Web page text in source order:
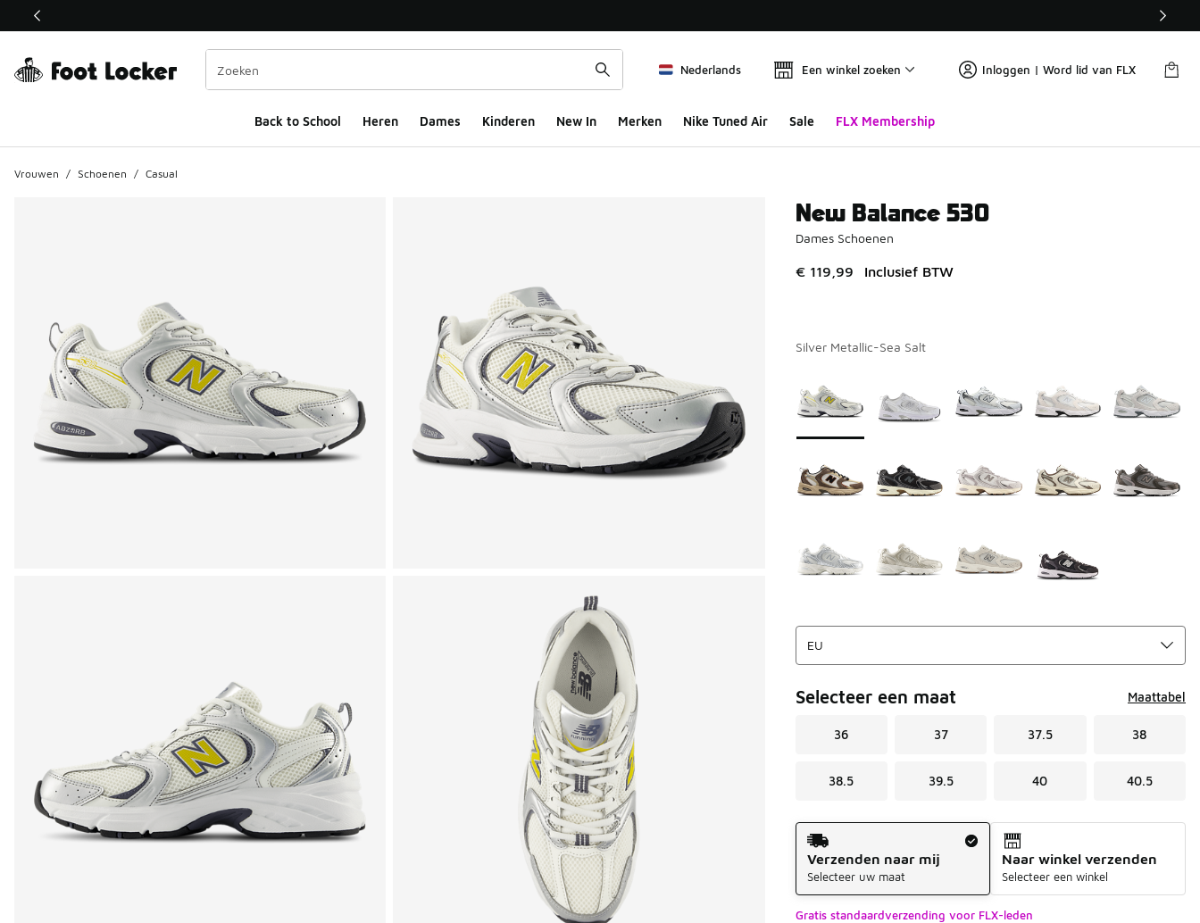
Deze link wordt geopend in een nieuw venster
Nederlands Een winkel zoeken Inloggen | Word lid van FLX
Back to School Heren Dames Kinderen New In Merken Nike Tuned Air Sale FLX Membership
Vrouwen / Schoenen / Casual
New Balance 530
Dames Schoenen
€ 119,99 Inclusief BTW
Silver Metallic-Sea Salt
Selecteer een maat Maattabel
36 37 37.5 38
38.5 39.5 40 40.5
Verzendmethode
Verzenden naar mij
Selecteer uw maat
Naar winkel verzenden
Selecteer een winkel
Gratis standaardverzending voor FLX-leden